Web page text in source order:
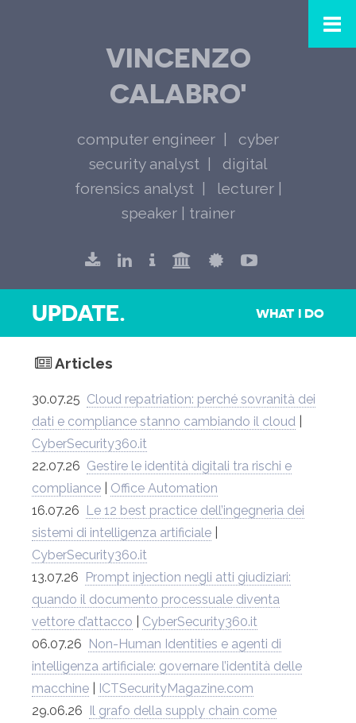
VINCENZO
CALABRO'
computer engineer
cyber
security analyst
digital
forensics analyst
lecturer |
speaker | trainer
UPDATE. WHAT I DO
Articles
30.07.25 Cloud repatriation: perché sovranità dei
dati e compliance stanno cambiando il cloud
CyberSecurity360.it
22.07.26 Gestire le identità digitali tra rischi e
compliance
Office Automation
16.07.26
Le 12 best practice dell’ingegneria dei
sistemi di intelligenza artificiale
CyberSecurity360.it
13.07.26
Prompt injection negli atti giudiziari:
quando il documento processuale diventa
vettore d’attacco
CyberSecurity360.it
06.07.26
Non-Human Identities e agenti di
intelligenza artificiale: governare l’identità delle
macchine
ICTSecurityMagazine.com
29.06.26
Il grafo della supply chain come